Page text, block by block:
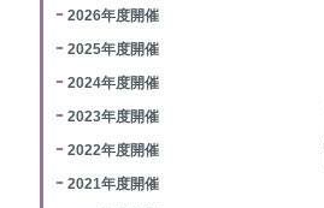
2026年度開催
2025年度開催
2024年度開催
2023年度開催
2022年度開催
2021年度開催